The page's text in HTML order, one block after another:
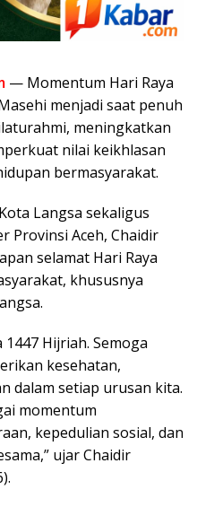
— Momentum Hari Raya
menjadi saat penuh
meningkatkan
nilai keikhlasan
bermasyarakat.
Langsa sekaligus
Provinsi Aceh, Chaidir
selamat Hari Raya
khususnya
1447 Hijriah. Semoga
kesehatan,
dalam setiap urusan kita.
momentum
kepedulian sosial, dan
ujar Chaidir